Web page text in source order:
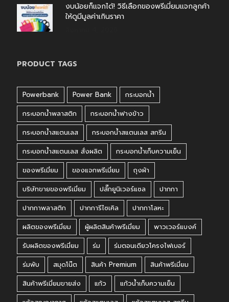
งบน้อยก็แจกได้! วิธีเลือกของพรีเมี่ยมแจกลูกค้า
ให้ดูมีมูลค่าเกินราคา
PRODUCT TAGS
Powerbank Power Bank
กระบอกน้ำ
กระบอกน้ำพลาสติก
กระบอกน้ำฟางข้าว
กระบอกน้ำสแตนเลส
กระบอกน้ำสแตนเลส สกรีน
กระบอกน้ำสแตนเลส สั่งผลิต
กระบอกน้ำเก็บความเย็น
ของพรีเมี่ยม
ของแจกพรีเมี่ยม
ถุงผ้า
บริษัทขายของพรีเมี่ยม
ปลั๊กยูนิเวอร์แซล
ปากกา
ปากกาพลาสติก
ปากการีไซเคิล
ปากกาโลหะ
ผลิตของพรีเมี่ยม
ผู้ผลิตสินค้าพรีเมี่ยม
พาวเวอร์แบงค์
รับผลิตของพรีเมี่ยม
ร่ม
ร่มตอนเดียวโครงไฟเบอร์
ร่มพับ
สมุดโน๊ต สินค้า Premium
สินค้าพรีเมี่ยม
สินค้าพรีเมี่ยมขายส่ง
แก้ว
แก้วน้ำเก็บความเย็น